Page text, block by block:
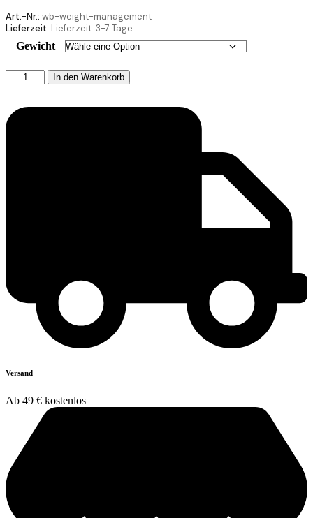
Art.-Nr.: wb-weight-management
Lieferzeit: Lieferzeit: 3-7 Tage
Gewicht
Wolfsblut
Weight
Truthahn
In den Warenkorb
Versand
Ab 49 € kostenlos